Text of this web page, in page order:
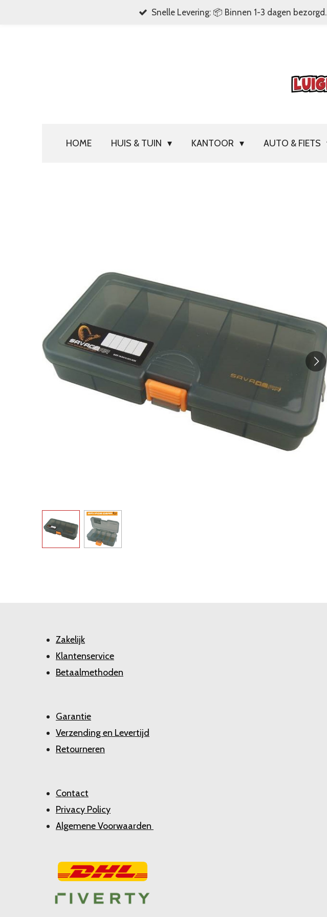
Snelle Levering: 📦 Binnen 1-3 dagen bezorgd.
HOME HUIS & TUIN KANTOOR AUTO & FIETS
Zakelijk
Klantenservice
Betaalmethoden
Garantie
Verzending en Levertijd
Retourneren
Contact
Privacy Policy
Algemene Voorwaarden